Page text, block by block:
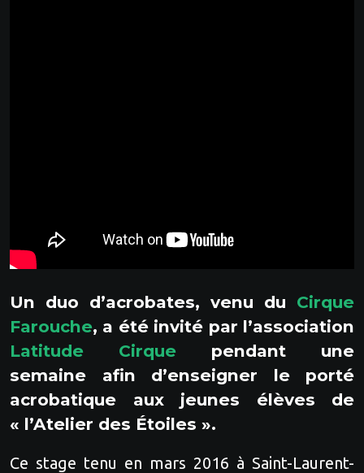
Un duo d’acrobates, venu du Cirque
Farouche, a été invité par l’association
Latitude Cirque pendant une
semaine afin d’enseigner le porté
acrobatique aux jeunes élèves de
« l’Atelier des Étoiles ».
Ce stage tenu en mars 2016 à Saint-Laurent-